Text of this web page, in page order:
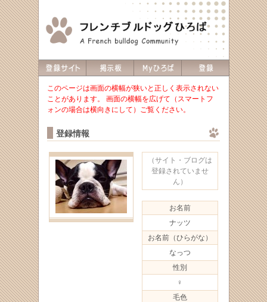
このページは画面の横幅が狭いと正しく表示されない
ことがあります。 画面の横幅を広げて（スマートフ
ォンの場合は横向きにして）ご覧ください。
登録情報
（サイト・ブログは
登録されていませ
ん）
お名前
ナッツ
お名前（ひらがな）
なっつ
性別
♀
毛色